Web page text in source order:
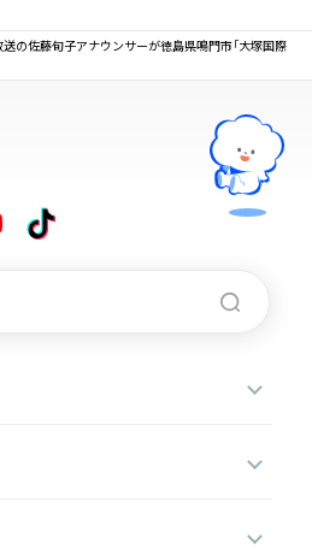
の佐藤旬子アナウンサーが徳島県鳴門市「大塚国際